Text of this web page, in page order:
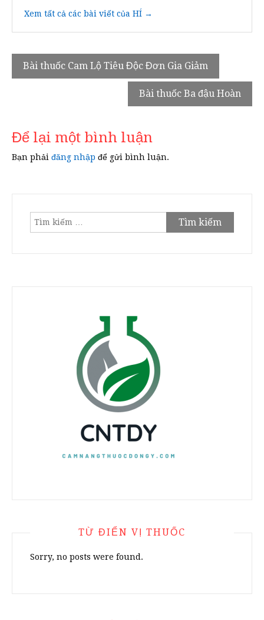
Xem tất cả các bài viết của HÍ →
Điều
hướng
Bài thuốc Cam Lộ Tiêu Độc Đơn Gia Giảm
Bài thuốc Ba đậu Hoàn
Để lại một bình luận
Bạn phải đăng nhập để gửi bình luận.
Tìm
kiếm
TỪ ĐIỂN VỊ THUỐC
Sorry, no posts were found.